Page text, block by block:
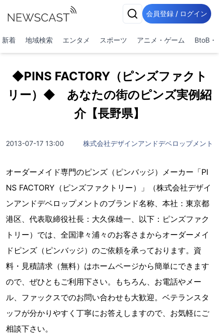
会員登録 / ログイン
新着 地域検索 エンタメ スポーツ アニメ・ゲーム BtoB・
◆PINS FACTORY（ピンズファクト
リー）◆ あなたの街のピンズ実例紹
介【長野県】
2013-07-17 13:00 株式会社デザインアンドデベロップメント
オーダーメイド専門のピンズ（ピンバッジ）メーカー「PI
NS FACTORY（ピンズファクトリー）」（株式会社デザイ
ンアンドデベロップメントのブランド名称、本社：東京都
港区、代表取締役社長：大久保雄一、以下：ピンズファク
トリー）では、全国津々浦々のお客さまからオーダーメイ
ドピンズ（ピンバッジ）のご依頼を承っております。資
料・見積請求（無料）はホームページから簡単にできます
ので、ぜひともご利用下さい。もちろん、お電話やメー
ル、ファックスでのお問い合わせも大歓迎。ベテランスタ
ッフが分かりやすく丁寧にお答えしますので、お気軽にご
相談下さい。